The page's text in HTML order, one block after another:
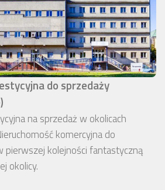
do sprzedaży
na sprzedaż w okolicach
komercyjna do
pierwszej kolejności fantastyczną
okolicy.